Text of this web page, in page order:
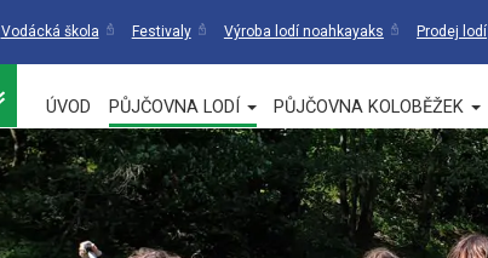
Vodácká škola Festivaly Výroba lodí noahkayaks Prodej lodí
ÚVOD PŮJČOVNA LODÍ PŮJČOVNA KOLOBĚŽEK